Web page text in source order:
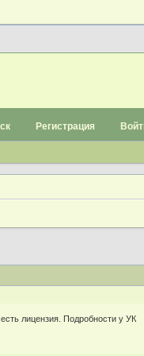
Регистрация
лицензия. Подробности у УК